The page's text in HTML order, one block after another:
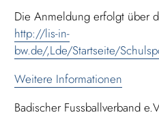
Die Anmeldung erfolgt über
http://lis-in-
bw.de/,Lde/Startseite/
Weitere Informationen
Badischer Fussballverband